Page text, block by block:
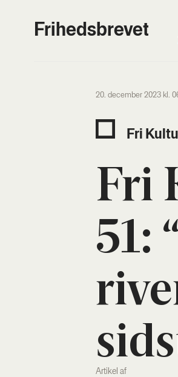
Frihedsbrevet
20. december 2023 kl.
Fri
Fri
51:
Artikel af